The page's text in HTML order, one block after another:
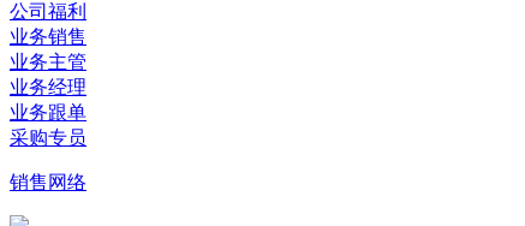
公司福利
业务销售
业务主管
业务经理
业务跟单
采购专员
销售网络